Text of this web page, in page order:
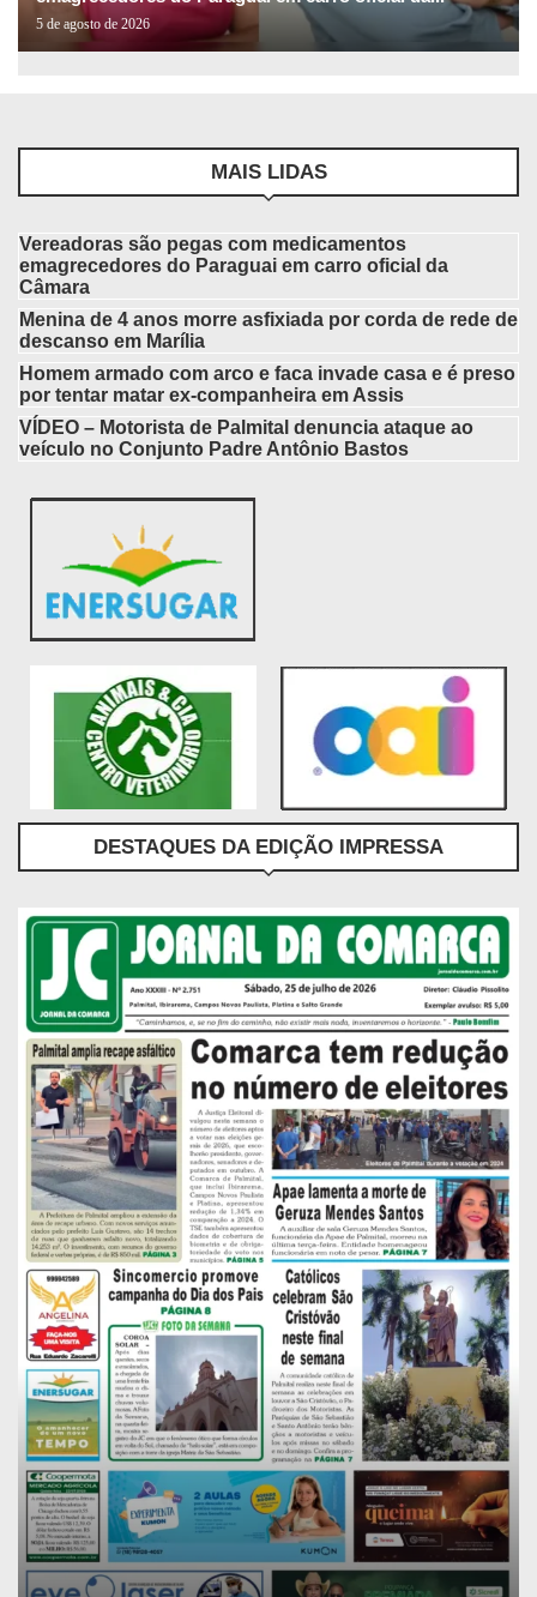
5 de agosto de 2026
MAIS LIDAS
Vereadoras são pegas com medicamentos
emagrecedores do Paraguai em carro oficial da
Câmara
Menina de 4 anos morre asfixiada por corda de rede de
descanso em Marília
Homem armado com arco e faca invade casa e é preso
por tentar matar ex-companheira em Assis
VÍDEO – Motorista de Palmital denuncia ataque ao
veículo no Conjunto Padre Antônio Bastos
DESTAQUES DA EDIÇÃO IMPRESSA